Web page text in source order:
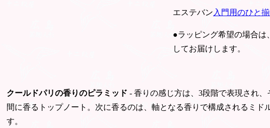
エステバン 入門用のひと
●ラッピング希望の場合は
してお届けします。
クールドパリの香りのピラミッド - 香りの感じ方は、3段階で表現され
間に香るトップノート。次に香るのは、軸となる香りで構成されるミ
す。